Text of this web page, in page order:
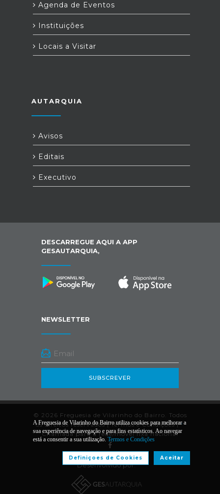
Agenda de Eventos
Instituições
Locais a Visitar
AUTARQUIA
Avisos
Editais
Executivo
DESCARREGUE AQUI A APP
GESAUTARQUIA,
NEWSLETTER
SUBSCREVER
© 2026 Freguesia de Vilarinho do Bairro. Todos
os direitos reservados |Termos e Condições|*
Chamada para a rede/móvel fixa nacional
Desenvolvido por:
A Freguesia de Vilarinho do Bairro utiliza cookies para melhorar a
sua experiência de navegação e para fins estatísticos. Ao navegar
está a consentir a sua utilização. Termos e Condições
Aceitar
Definiçoes de Cookies